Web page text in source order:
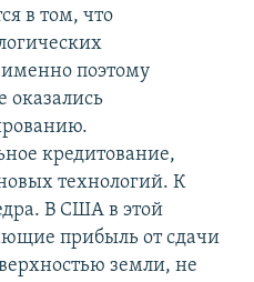
в том, что
поэтому
оказались
кредитование,
технологий. К
В США в этой
прибыль от сдачи
земли, не